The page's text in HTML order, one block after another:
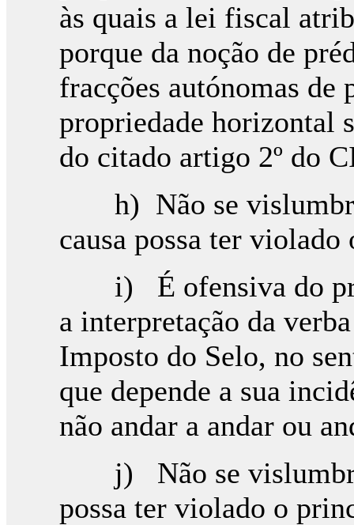
às quais a lei fiscal
porque da noção de
fracções autónomas de
propriedade horizontal
do citado artigo 2º do
h) Não se vislumbra
causa possa ter
i) É ofensiva do
a interpretação da
Imposto do Selo, no
que depende a sua
não andar a andar ou
j) Não se vislumbra
possa ter violado o